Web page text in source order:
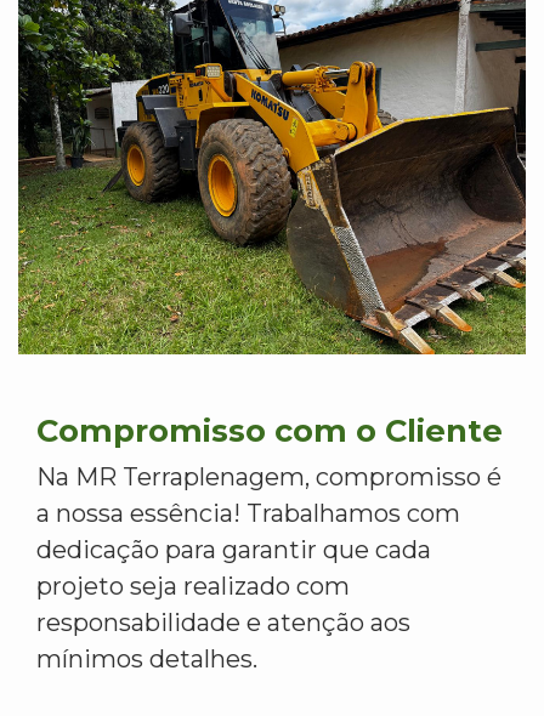
Compromisso com o Cliente
Na MR Terraplenagem, compromisso é
a nossa essência! Trabalhamos com
dedicação para garantir que cada
projeto seja realizado com
responsabilidade e atenção aos
mínimos detalhes.